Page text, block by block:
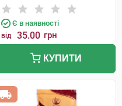
Є в наявності
від 35.00 грн
КУПИТИ